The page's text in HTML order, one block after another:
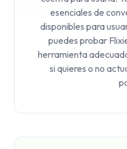
esenciales de
disponibles para
puedes probar
herramienta
si quieres o no